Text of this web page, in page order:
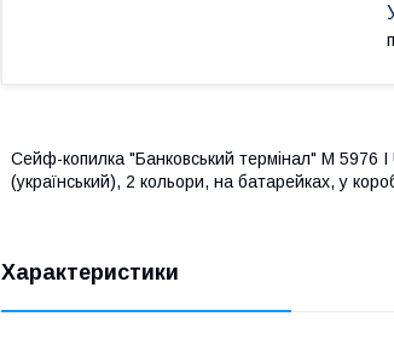
Сейф-копилка "Банковський термінал" M 5976
(український), 2 кольори, на батарейках, у
Характеристики